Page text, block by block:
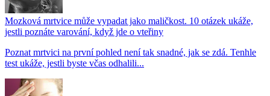
Mozková mrtvice může vypadat jako maličkost. 10 otázek ukáže,
jestli poznáte varování, když jde o vteřiny
Poznat mrtvici na první pohled není tak snadné, jak se zdá. Tenhle
test ukáže, jestli byste včas odhalili...